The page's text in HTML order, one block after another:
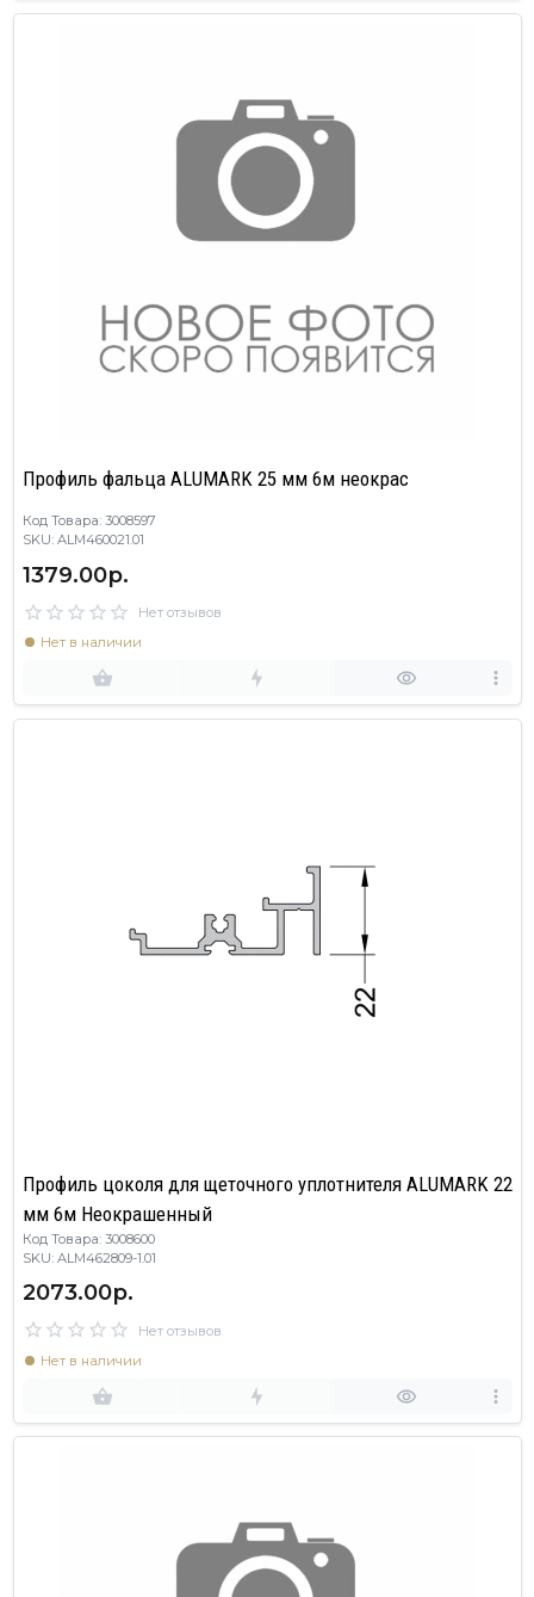
Профиль фальца ALUMARK 25 мм 6м неокрас
Код Товара: 3008597
SKU: ALM460021.01
1379.00р.
Нет отзывов
Нет в наличии
Профиль цоколя для щеточного уплотнителя ALUMARK 22
мм 6м Неокрашенный
Код Товара: 3008600
SKU: ALM462809-1.01
2073.00р.
Нет отзывов
Нет в наличии